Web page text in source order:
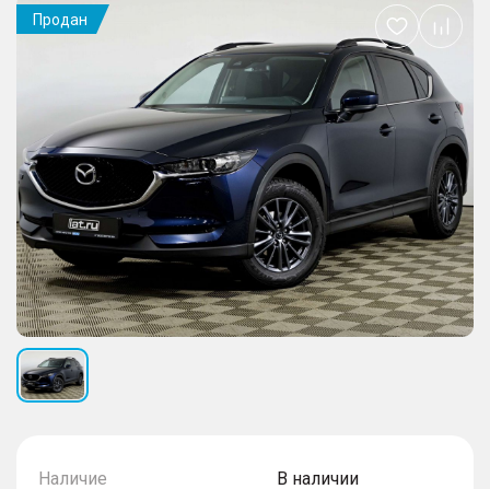
Наличие В наличии
Продан
Добавить
в
избранное